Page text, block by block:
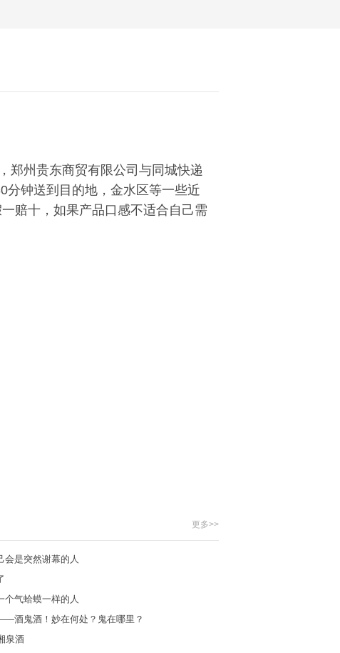
郑州贵东商贸有限公司与同城快递
分钟送到目 的地，金水区等一些近
赔十，如果产品口感不适合自己需
更多>>
会是突然谢幕的人
个气蛤蟆一样的人
酒鬼酒！妙在何处？鬼在哪里？
泉酒